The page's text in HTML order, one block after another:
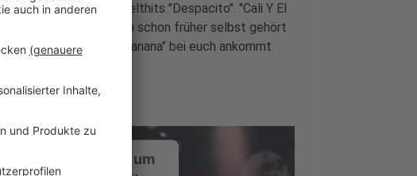
Produzenten des Welthits "Despacito". "Cali Y El
deren Musik ich schon früher selbst gehört
sein, wie "Manana" bei euch ankommt.
Ihre Zustimmung, um